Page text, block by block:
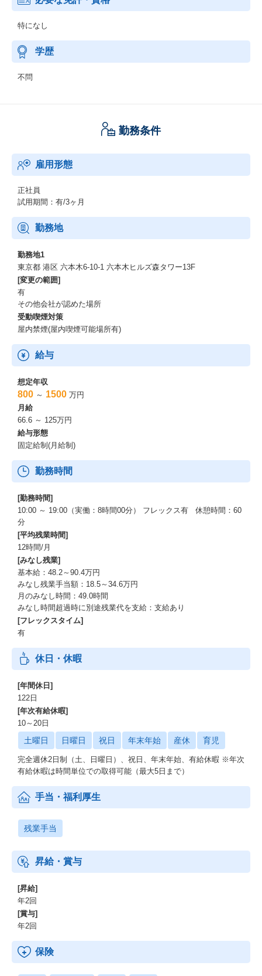
特になし
学歴
不問
勤務条件
雇用形態
正社員
試用期間：有/3ヶ月
勤務地
勤務地1
東京都 港区 六本木6-10-1 六本木ヒルズ森タワー13F
[変更の範囲]
有
その他会社が認めた場所
受動喫煙対策
屋内禁煙(屋内喫煙可能場所有)
給与
想定年収
800 ～ 1500 万円
月給
66.6 ～ 125万円
給与形態
固定給制(月給制)
勤務時間
[勤務時間]
10:00 ～ 19:00（実働：8時間00分） フレックス有 休憩時間：60
分
[平均残業時間]
12時間/月
[みなし残業]
基本給：48.2～90.4万円
みなし残業手当額：18.5～34.6万円
月のみなし時間：49.0時間
みなし時間超過時に別途残業代を支給：支給あり
[フレックスタイム]
有
休日・休暇
[年間休日]
122日
[年次有給休暇]
10～20日
土曜日 日曜日 祝日 年末年始 産休 育児
完全週休2日制（土、日曜日）、祝日、年末年始、有給休暇 ※年次
有給休暇は時間単位での取得可能（最大5日まで）
手当・福利厚生
残業手当
昇給・賞与
[昇給]
年2回
[賞与]
年2回
保険